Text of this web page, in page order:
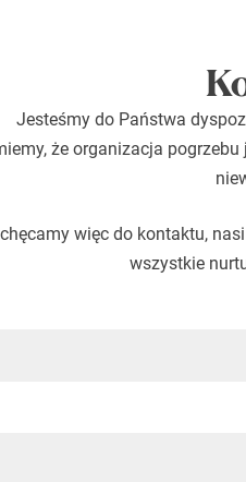
Jesteśmy do Państwa
że organizacja
więc do kontaktu,
wszystkie